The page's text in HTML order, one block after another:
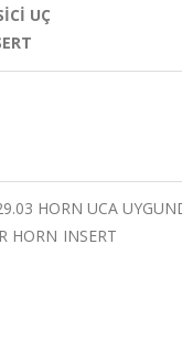
UÇ
HORN UCA
HORN INSERT